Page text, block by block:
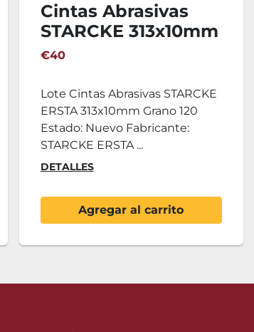
Cintas Abrasivas
STARCKE 313x10mm
Grano 120 - 150ud.
€40
Lote Cintas Abrasivas STARCKE
ERSTA 313x10mm Grano 120
Estado: Nuevo Fabricante:
STARCKE ERSTA ...
DETALLES
Agregar al carrito